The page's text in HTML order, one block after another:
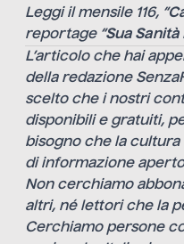
Leggi il mensile 116, “
reportage “Sua Sanità
L’articolo che hai
della redazione
scelto che i nostri
disponibili e gratuiti,
bisogno che la cultura
di informazione
Non cerchiamo
altri, né lettori che la
Cerchiamo persone